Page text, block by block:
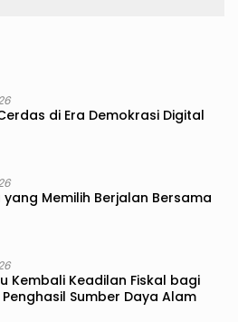
di Era Demokrasi Digital
yang Memilih Berjalan Bersama
Kembali Keadilan Fiskal bagi
Sumber Daya Alam